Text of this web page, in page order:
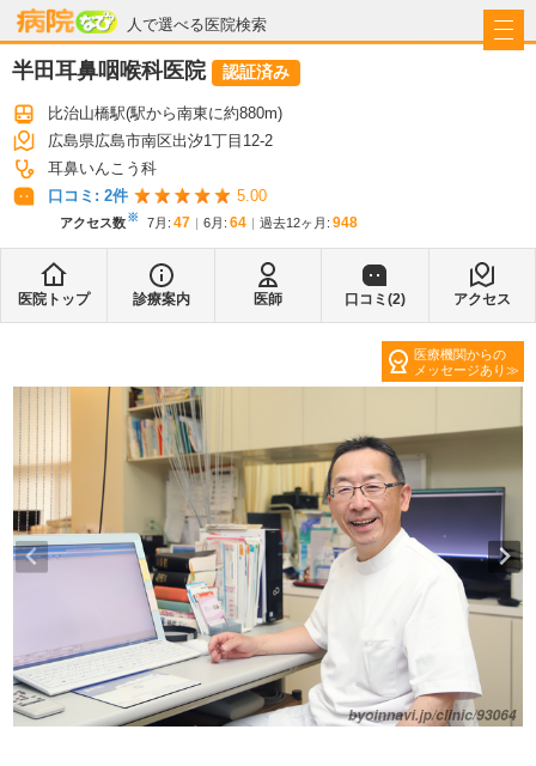
人で選べる医院検索
病院なび
半田耳鼻咽喉科医院 認証済み
比治山橋駅(駅から南東に約880m)
広島県広島市南区出汐1丁目12-2
耳鼻いんこう科
口コミ: 2件 5.00
アクセス数※ 7月 : 47 6月 : 64 過去12ヶ月: 948
医院トップ 診療案内 医師 口コミ(2) アクセス
医療機関からの
メッセージあり